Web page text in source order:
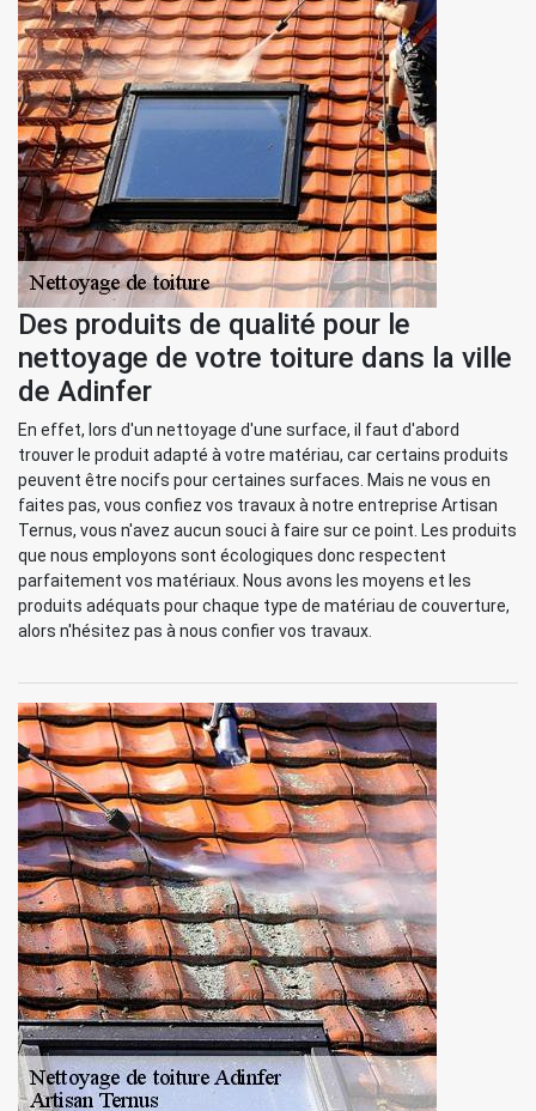
Des produits de qualité pour le
nettoyage de votre toiture dans la ville
de Adinfer
En effet, lors d'un nettoyage d'une surface, il faut d'abord
trouver le produit adapté à votre matériau, car certains produits
peuvent être nocifs pour certaines surfaces. Mais ne vous en
faites pas, vous confiez vos travaux à notre entreprise Artisan
Ternus, vous n'avez aucun souci à faire sur ce point. Les produits
que nous employons sont écologiques donc respectent
parfaitement vos matériaux. Nous avons les moyens et les
produits adéquats pour chaque type de matériau de couverture,
alors n'hésitez pas à nous confier vos travaux.